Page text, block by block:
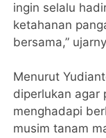
ingin selalu
ketahanan
bersama,”
Menurut
diperlukan agar
menghadapi
musim tanam